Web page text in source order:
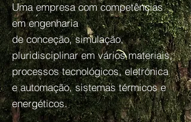
Uma empresa com competências
em engenharia
de conceção, simulação,
pluridisciplinar em vários materiais,
processos tecnológicos, eletrónica
e automação, sistemas térmicos e
energéticos.